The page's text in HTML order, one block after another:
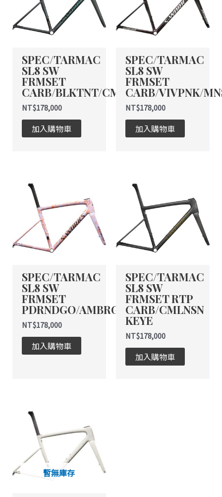
SPEC/TARMAC
SL8 SW
FRMSET
CARB/BLKTNT/CMLNSPN
NT$178,000
加入購物車
SPEC/TARMAC
SL8 SW
FRMSET
CARB/VIVPNK/
NT$178,000
加入購物車
SPEC/TARMAC
SL8 SW
FRMSET
PDRNDGO/AMBRGLW/OBSD
NT$178,000
加入購物車
SPEC/TARMAC
SL8 SW
FRMSET RTP
CARB/CMLNSN
KEYE
NT$178,000
加入購物車
暫無庫存